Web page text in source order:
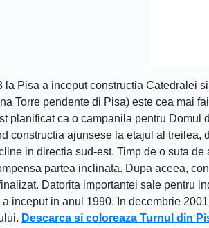
la Pisa a inceput constructia Catedralei
Torre pendente di Pisa) este cea mai
planificat ca o campanila pentru
constructia ajunsese la etajul al
in directia sud-est. Timp de o suta
partea inclinata. Dupa aceea,
Datorita importantei sale pentru
inceput in anul 1990. In decembrie
Descarca si coloreaza Turnul din